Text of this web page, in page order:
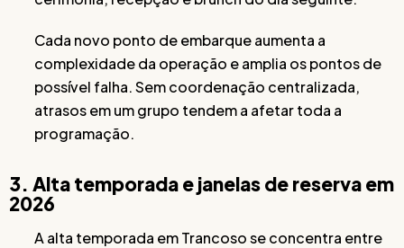
Cada novo ponto de embarque aumenta a
complexidade da operação e amplia os pontos de
possível falha. Sem coordenação centralizada,
atrasos em um grupo tendem a afetar toda a
programação.
3. Alta temporada e janelas de reserva em
2026
A alta temporada em Trancoso se concentra entre